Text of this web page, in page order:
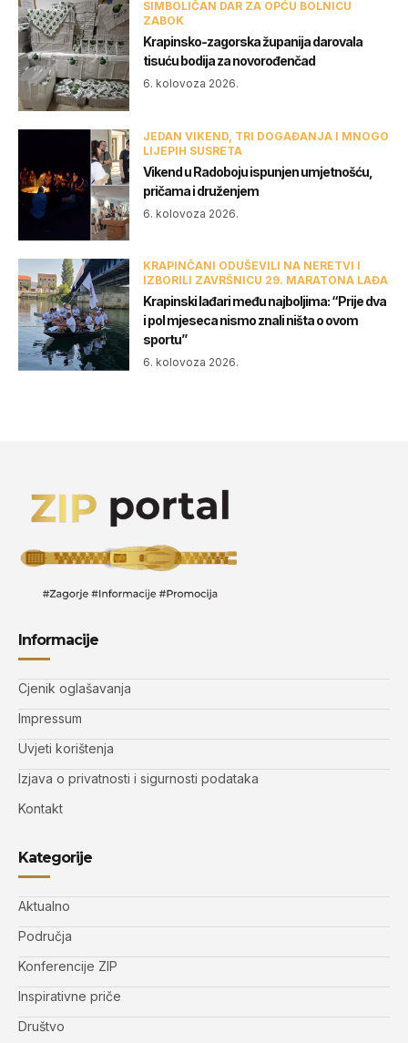
SIMBOLIČAN DAR ZA OPĆU BOLNICU
ZABOK
Krapinsko-zagorska županija darovala
tisuću bodija za novorođenčad
6. kolovoza 2026.
JEDAN VIKEND, TRI DOGAĐANJA I MNOGO
LIJEPIH SUSRETA
Vikend u Radoboju ispunjen umjetnošću,
pričama i druženjem
6. kolovoza 2026.
KRAPINČANI ODUŠEVILI NA NERETVI I
IZBORILI ZAVRŠNICU 29. MARATONA LAĐA
Krapinski lađari među najboljima: “Prije dva
i pol mjeseca nismo znali ništa o ovom
sportu”
6. kolovoza 2026.
Informacije
Cjenik oglašavanja
Impressum
Uvjeti korištenja
Izjava o privatnosti i sigurnosti podataka
Kontakt
Kategorije
Aktualno
Područja
Konferencije ZIP
Inspirativne priče
Društvo